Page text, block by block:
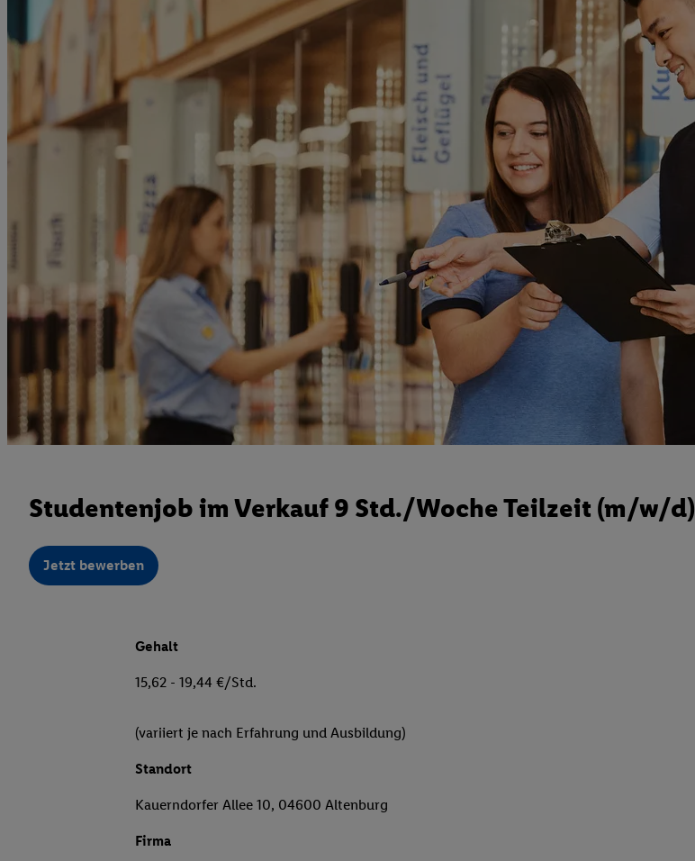
Studentenjob im Verkauf 9 Std./Woche Teilzeit (m/w/d)
Jetzt bewerben
Gehalt
15,62 - 19,44 €/Std.
(variiert je nach Erfahrung und Ausbildung)
Standort
Kauerndorfer Allee 10, 04600 Altenburg
Firma